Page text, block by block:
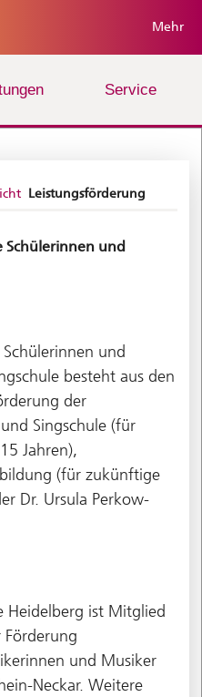
Mehr
Service
Leistungsförderung
und
und
besteht aus den
der
Singschule (für
Jahren),
(für zukünftige
Dr. Ursula Perkow-
Heidelberg ist Mitglied
Förderung
und Musiker
Neckar. Weitere